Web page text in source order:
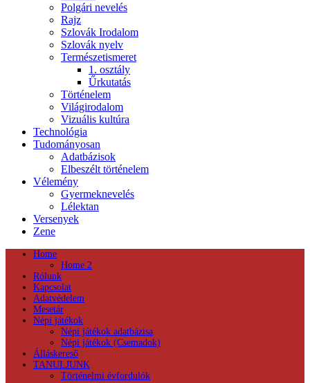
Polgári nevelés
Rajz
Szlovák Irodalom
Szlovák nyelv
Természetismeret
1. osztály
Űrkutatás
Történelem
Világirodalom
Vizuális kultúra
Technológia
Tudományosan
Adatbázisok
Elbeszélt történelem
Vélemény
Gyermeknevelés
Lélektan
Versenyek
Zene
Home
Home 2
Rólunk
Kapcsolat
Adatvédelem
Mesetár
Népi játékok
Népi játékok adatbázisa
Népi játékok (Csemadok)
Álláskereső
TANULJUNK
Történelmi évfordulók